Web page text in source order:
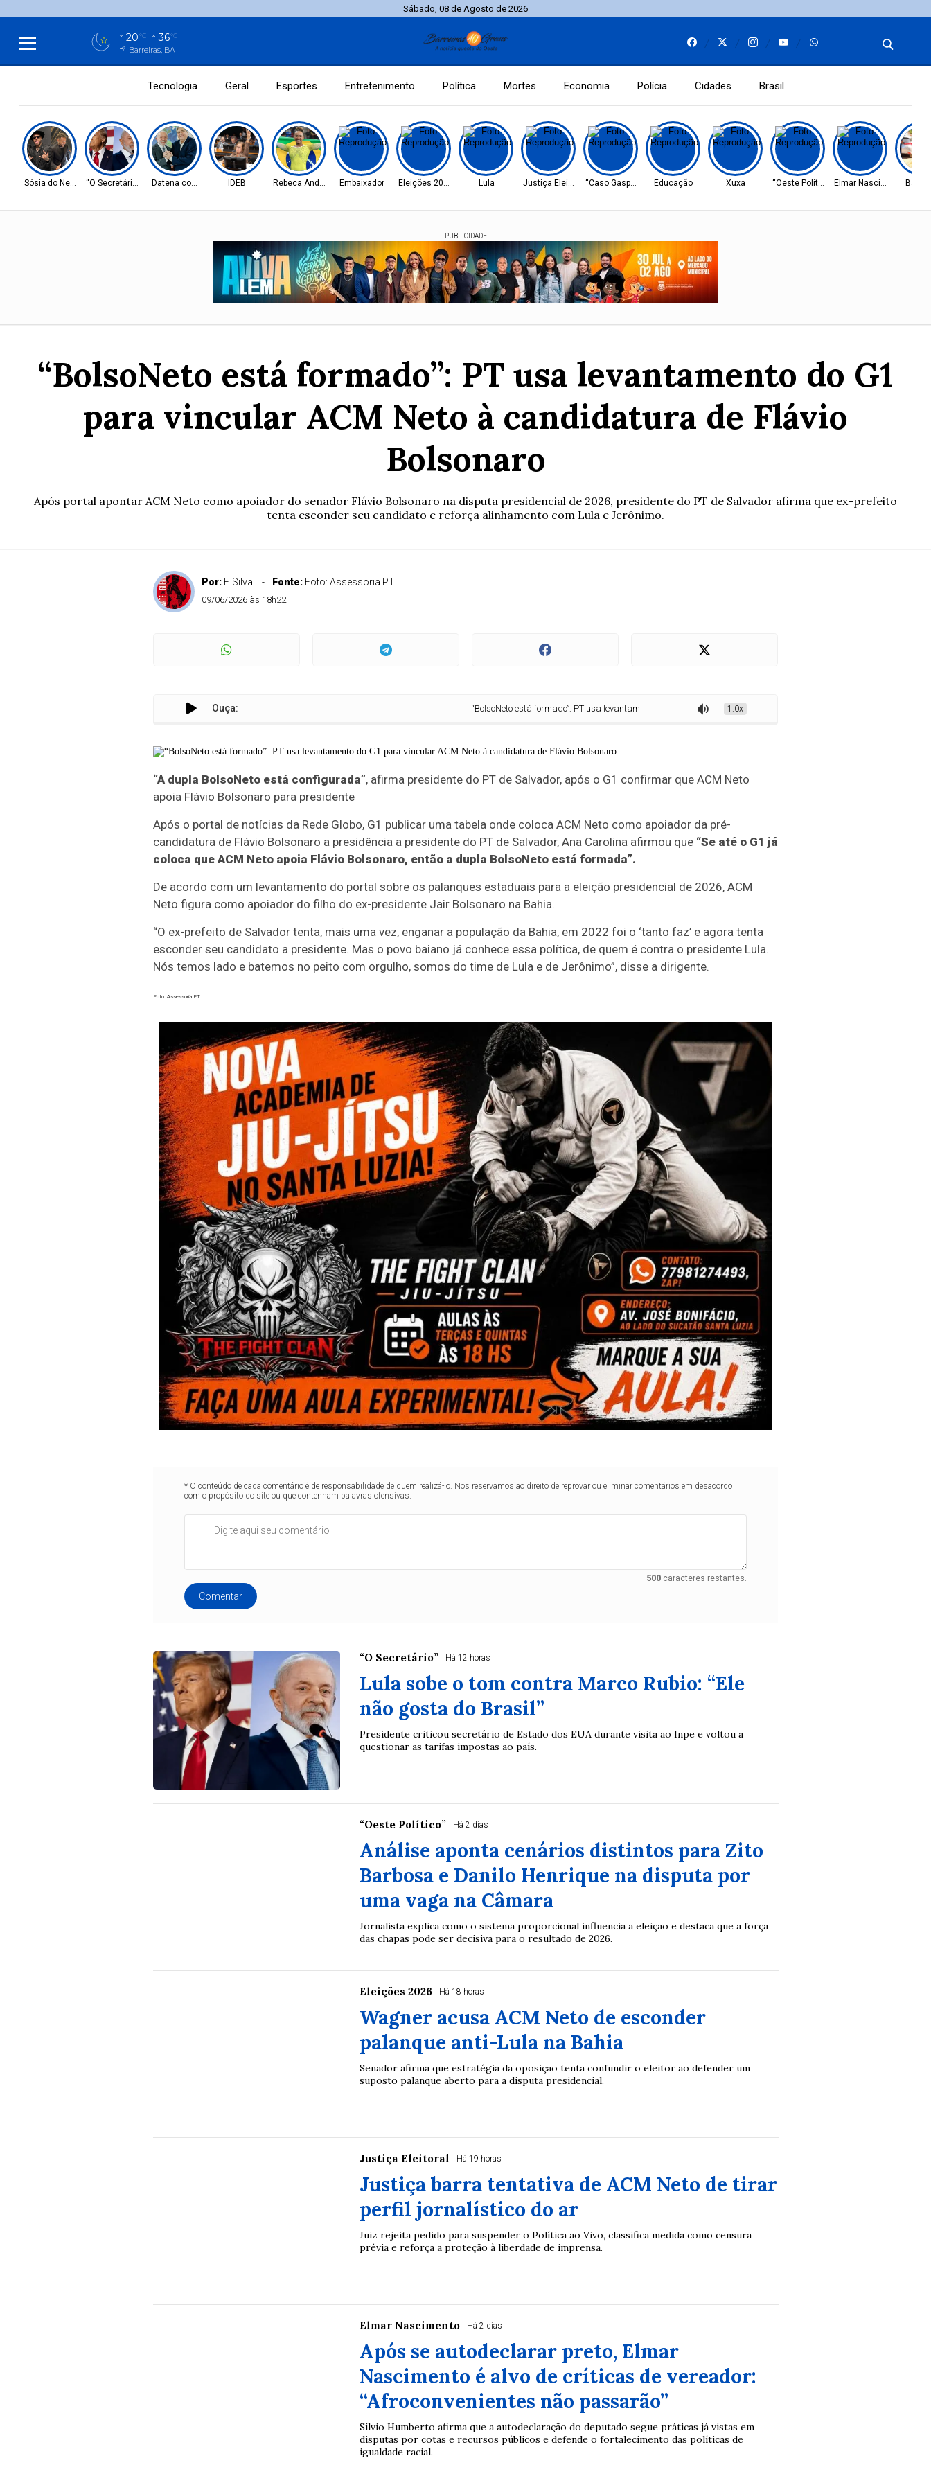
Sábado, 08 de Agosto de 2026
20°C 36°C
Barreiras, BA
Tecnologia Geral Esportes Entretenimento Política Mortes Economia Polícia Cidades Brasil
Sósia do Neymar“O Secretário” Datena com Lula IDEB Rebeca Andrade Embaixador Eleições 2026 Lula Justiça Eleitoral “Caso Gaspar” Educação Xuxa “Oeste Político” Elmar Nascimento
PUBLICIDADE
“BolsoNeto está formado”: PT usa levantamento do G1
para vincular ACM Neto à candidatura de Flávio
Bolsonaro
Após portal apontar ACM Neto como apoiador do senador Flávio Bolsonaro na disputa presidencial de 2026, presidente do PT de Salvador afirma que ex-prefeito
tenta esconder seu candidato e reforça alinhamento com Lula e Jerônimo.
Por: F. Silva Fonte: Foto: Assessoria PT
09/06/2026 às 18h22
Ouça: “BolsoNeto está formado”: PT usa levantamento do G1 para vincular ACM Neto à candidatura de Flávio Bolsonaro
1.0x
“A dupla BolsoNeto está configurada”, afirma presidente do PT de Salvador, após o G1 confirmar que ACM Neto
apoia Flávio Bolsonaro para presidente
Após o portal de notícias da Rede Globo, G1 publicar uma tabela onde coloca ACM Neto como apoiador da pré-
candidatura de Flávio Bolsonaro a presidência a presidente do PT de Salvador, Ana Carolina afirmou que “Se até o G1 já
coloca que ACM Neto apoia Flávio Bolsonaro, então a dupla BolsoNeto está formada”.
De acordo com um levantamento do portal sobre os palanques estaduais para a eleição presidencial de 2026, ACM
Neto figura como apoiador do filho do ex-presidente Jair Bolsonaro na Bahia.
“O ex-prefeito de Salvador tenta, mais uma vez, enganar a população da Bahia, em 2022 foi o ‘tanto faz’ e agora tenta
esconder seu candidato a presidente. Mas o povo baiano já conhece essa política, de quem é contra o presidente Lula.
Nós temos lado e batemos no peito com orgulho, somos do time de Lula e de Jerônimo”, disse a dirigente.
Foto: Assessoria PT.
* O conteúdo de cada comentário é de responsabilidade de quem realizá-lo. Nos reservamos ao direito de reprovar ou eliminar comentários em desacordo
com o propósito do site ou que contenham palavras ofensivas.
500 caracteres restantes.
Comentar
“O Secretário” Há 12 horas
Lula sobe o tom contra Marco Rubio: “Ele
não gosta do Brasil”
Presidente criticou secretário de Estado dos EUA durante visita ao Inpe e voltou a
questionar as tarifas impostas ao país.
“Oeste Político” Há 2 dias
Análise aponta cenários distintos para Zito
Barbosa e Danilo Henrique na disputa por
uma vaga na Câmara
Jornalista explica como o sistema proporcional influencia a eleição e destaca que a força
das chapas pode ser decisiva para o resultado de 2026.
Eleições 2026 Há 18 horas
Wagner acusa ACM Neto de esconder
palanque anti-Lula na Bahia
Senador afirma que estratégia da oposição tenta confundir o eleitor ao defender um
suposto palanque aberto para a disputa presidencial.
Justiça Eleitoral Há 19 horas
Justiça barra tentativa de ACM Neto de tirar
perfil jornalístico do ar
Juiz rejeita pedido para suspender o Política ao Vivo, classifica medida como censura
prévia e reforça a proteção à liberdade de imprensa.
Elmar Nascimento Há 2 dias
Após se autodeclarar preto, Elmar
Nascimento é alvo de críticas de vereador:
“Afroconvenientes não passarão”
Sílvio Humberto afirma que a autodeclaração do deputado segue práticas já vistas em
disputas por cotas e recursos públicos e defende o fortalecimento das políticas de
igualdade racial.